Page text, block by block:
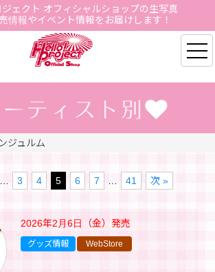
ェクト オフィシャルショップの生写真
情報やイベント情報をお届けします！
Hello Project Official
ジュルム
3 4 5 6 7 41 次 »
2026年2月6日（金） 発売
グッズ情報 WebStore